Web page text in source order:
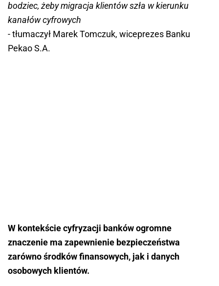
bodziec, żeby migracja klientów szła w kierunku
kanałów cyfrowych
- tłumaczył Marek Tomczuk, wiceprezes Banku
Pekao S.A.
W kontekście cyfryzacji banków ogromne
znaczenie ma zapewnienie bezpieczeństwa
zarówno środków finansowych, jak i danych
osobowych klientów.